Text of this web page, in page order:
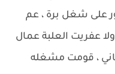
على شغل برة ، عم
عفريت العلبة عمال
، قومت مشغله